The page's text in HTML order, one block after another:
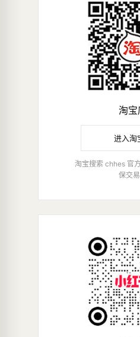
淘宝
进入淘
淘宝搜索 chhes 官
保交易